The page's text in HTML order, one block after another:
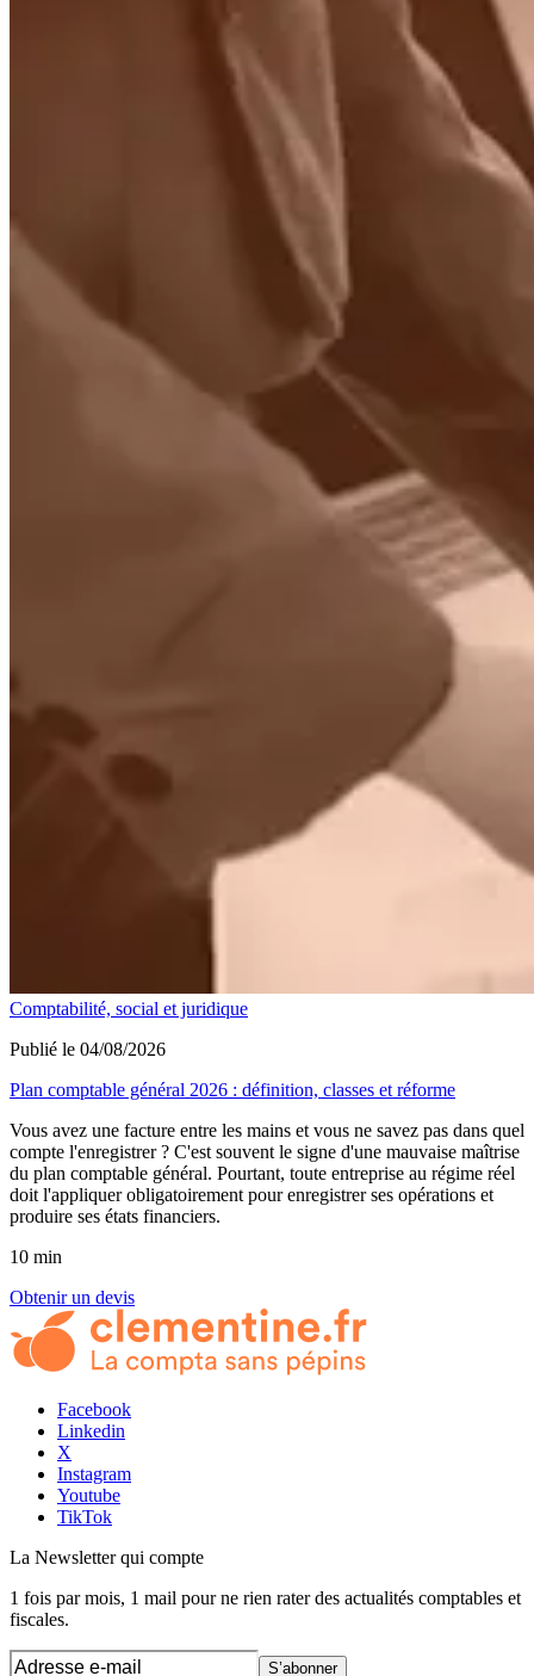
Comptabilité, social et juridique
Publié le 04/08/2026
Plan comptable général 2026 : définition, classes et réforme
Vous avez une facture entre les mains et vous ne savez pas dans quel
compte l'enregistrer ? C'est souvent le signe d'une mauvaise maîtrise
du plan comptable général. Pourtant, toute entreprise au régime réel
doit l'appliquer obligatoirement pour enregistrer ses opérations et
produire ses états financiers.
10 min
Obtenir un devis
Facebook
Linkedin
X
Instagram
Youtube
TikTok
La Newsletterqui compte
1 fois par mois, 1 mail pour ne rien rater des actualités comptables et
fiscales.
S’abonner